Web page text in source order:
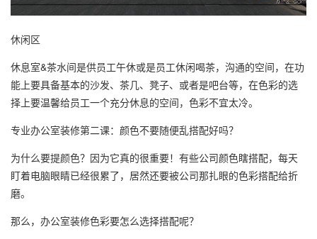
休闲区
休息室&茶水间是供员工午休或是员工休闲喝茶，沟通的空间，在功
能上要具备基本的沙发、茶几、凳子、或者是吧台等，在色彩的选
择上要温馨给员工一个充分休息的空间，色彩不宜太冷。
专业办公室装修第二课：颜色不要随便乱搭配好吗？
为什么要提颜色？因为它真的很重要！有些公司颜色瞎搭配，每天
盯着电脑眼睛已经很累了，居然还要被公司那扎眼的色彩搭配给折
磨。
那么，办公室装修色彩要怎么选择搭配呢？